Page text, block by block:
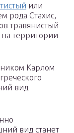
или
рода Стахис,
травянистый
территории
Карлом
вид
вид станет